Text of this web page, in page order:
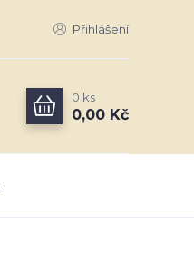
Přihlášení
0 ks
0,00 Kč